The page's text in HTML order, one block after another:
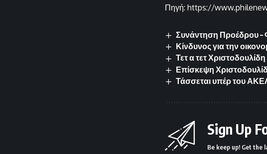
Πηγή: https://
Συνάντηση Προέδρου –
Κίνδυνος για την
Τετ α τετ
Επίσκεψη
Τάσσεται υπέρ του
Sign Up
Be keep up! Get the